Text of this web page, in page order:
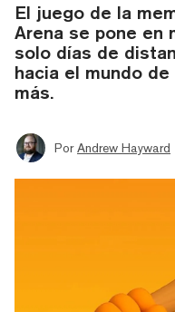
El juego de la
Arena se pone en
solo días de
hacia el mundo
más.
Por Andrew Hayward